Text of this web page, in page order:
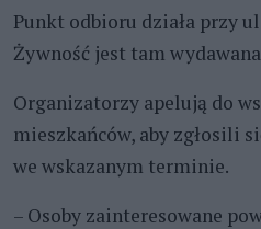
Punkt odbioru działa przy
Żywność jest tam
Organizatorzy apelują do
mieszkańców, aby zgłosili
we wskazanym terminie.
– Osoby zainteresowane